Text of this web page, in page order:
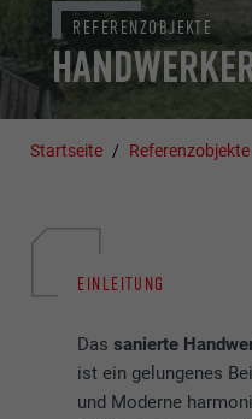
REFERENZOBJEKTE
Startseite Referenzobjekte
EINLEITUNG
Dassanierte
ist ein gelungenes
und Moderne